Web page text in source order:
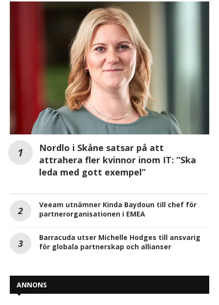
Nordlo i Skåne satsar på att
attrahera fler kvinnor inom IT: ”Ska
leda med gott exempel”
Veeam utnämner Kinda Baydoun till chef för
partnerorganisationen i EMEA
Barracuda utser Michelle Hodges till ansvarig
för globala partnerskap och allianser
ANNONS